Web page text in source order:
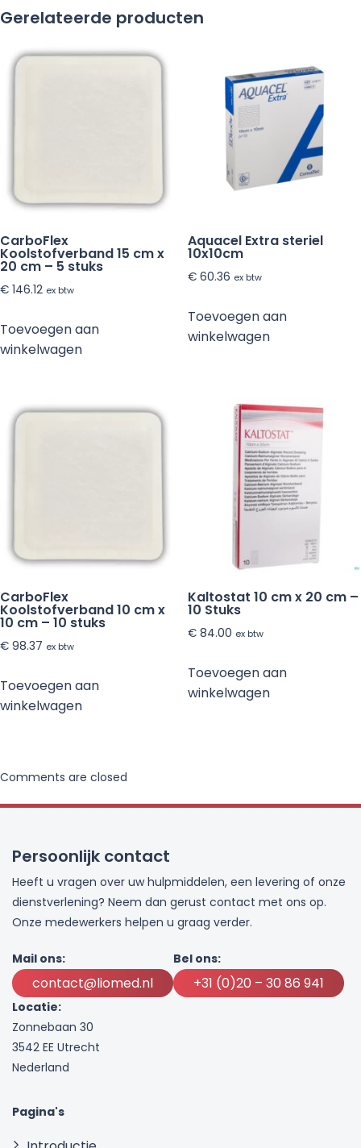
Gerelateerde producten
CarboFlex
Koolstofverband 15 cm x
20 cm – 5 stuks
€ 146.12 ex btw
Toevoegen aan
winkelwagen
Aquacel Extra steriel
10x10cm
€60.36 ex btw
Toevoegen aan
winkelwagen
CarboFlex
Koolstofverband 10 cm x
10 cm – 10 stuks
€ 98.37 ex btw
Toevoegen aan
winkelwagen
Kaltostat 10 cm x 20 cm –
10 Stuks
€84.00 ex btw
Toevoegen aan
winkelwagen
Comments are closed
Persoonlijk contact
Heeft u vragen over uw hulpmiddelen, een levering of onze
dienstverlening? Neem dan gerust contact met ons op.
Onze medewerkers helpen u graag verder.
Mail ons:
contact@liomed.nl
Bel ons:
+31 (0)20 – 30 86 941
Locatie:
Zonnebaan 30
3542 EE Utrecht
Nederland
Pagina's